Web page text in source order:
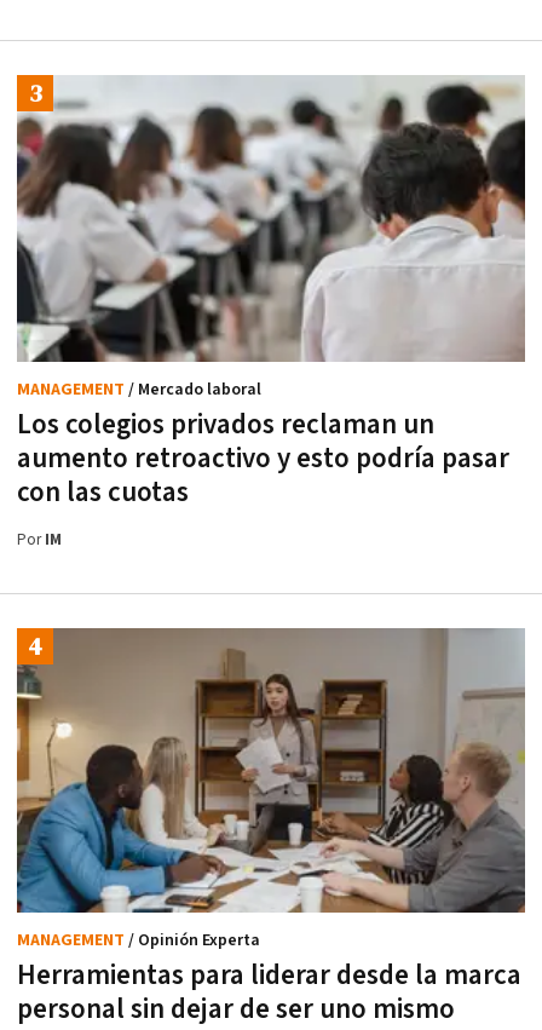
Los colegios privados reclaman un
aumento retroactivo y esto podría pasar
con las cuotas
MANAGEMENT / Mercado laboral
PorIM
Herramientas para liderar desde la marca
personal sin dejar de ser uno mismo
MANAGEMENT / Opinión Experta